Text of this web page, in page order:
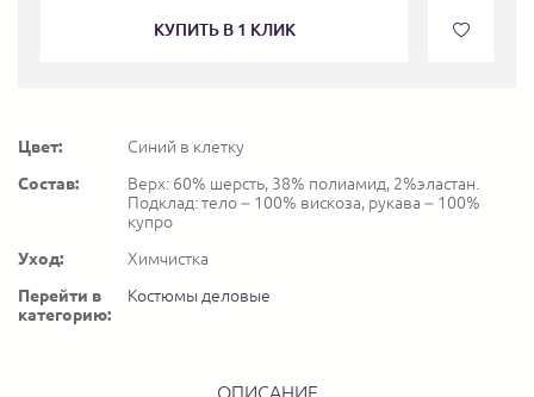
КУПИТЬ В 1 КЛИК
Цвет:
Синий в клетку
Состав:
Верх: 60% шерсть, 38% полиамид, 2%эластан.
Подклад: тело – 100% вискоза, рукава – 100%
купро
Уход:
Химчистка
Перейти в
категорию:
Костюмы деловые
ОПИСАНИЕ